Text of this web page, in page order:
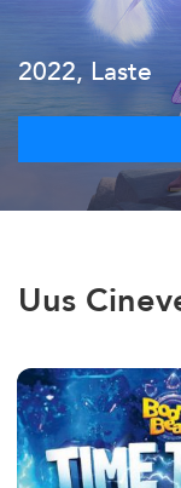
2022, Laste
Uus